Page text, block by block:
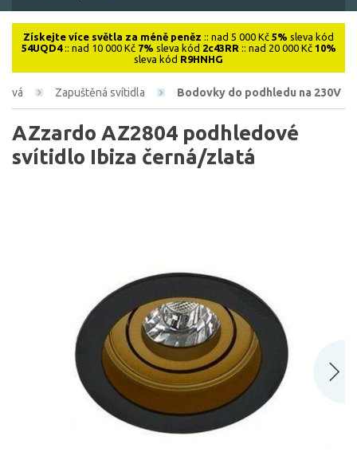
Získejte více světla za méně peněz :: nad 5 000 Kč 5% sleva kód
54UQD4:: nad 10 000 Kč 7% sleva kód 2c43RR :: nad 20 000 Kč 10%
sleva kód R9HNHG
Zapuštěná svítidla Bodovky do podhledu na 230V
AZzardo AZ2804 podhledové
svítidlo Ibiza černá/zlatá